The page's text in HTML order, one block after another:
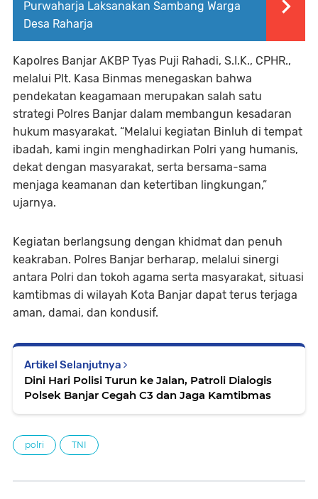
Purwaharja Laksanakan Sambang Warga
Desa Raharja
Kapolres Banjar AKBP Tyas Puji Rahadi, S.I.K., CPHR.,
melalui Plt. Kasa Binmas menegaskan bahwa
pendekatan keagamaan merupakan salah satu
strategi Polres Banjar dalam membangun kesadaran
hukum masyarakat. “Melalui kegiatan Binluh di tempat
ibadah, kami ingin menghadirkan Polri yang humanis,
dekat dengan masyarakat, serta bersama-sama
menjaga keamanan dan ketertiban lingkungan,”
ujarnya.
Kegiatan berlangsung dengan khidmat dan penuh
keakraban. Polres Banjar berharap, melalui sinergi
antara Polri dan tokoh agama serta masyarakat, situasi
kamtibmas di wilayah Kota Banjar dapat terus terjaga
aman, damai, dan kondusif.
Artikel Selanjutnya
Dini Hari Polisi Turun ke Jalan, Patroli Dialogis
Polsek Banjar Cegah C3 dan Jaga Kamtibmas
polri TNI